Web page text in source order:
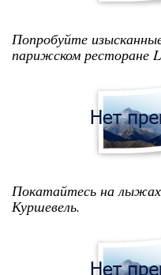
Попробуйте
парижском ресторане
Покатайтесь на лыжах
Куршевель.